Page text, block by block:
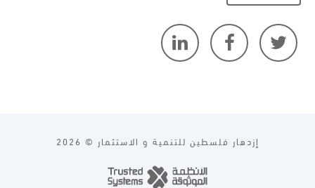
2026 © إزدهار فلسطين للتنمية و الاستثمار